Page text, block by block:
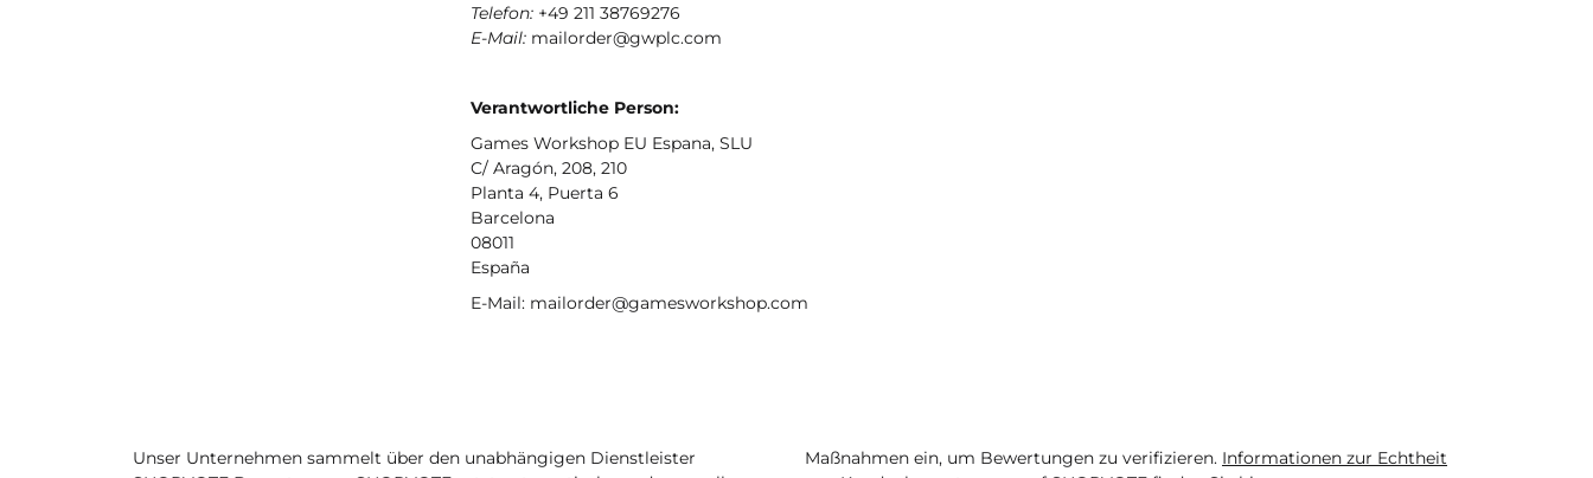
Telefon: +49 211 38769276
E-Mail: mailorder@gwplc.com
Verantwortliche Person:
Games Workshop EU Espana, SLU
C/ Aragón, 208, 210
Planta 4, Puerta 6
Barcelona
08011
España
E-Mail: mailorder@gamesworkshop.com
Unser Unternehmen sammelt über den unabhängigen Dienstleister
Maßnahmen ein, um Bewertungen zu verifizieren. Informationen zur Echtheit